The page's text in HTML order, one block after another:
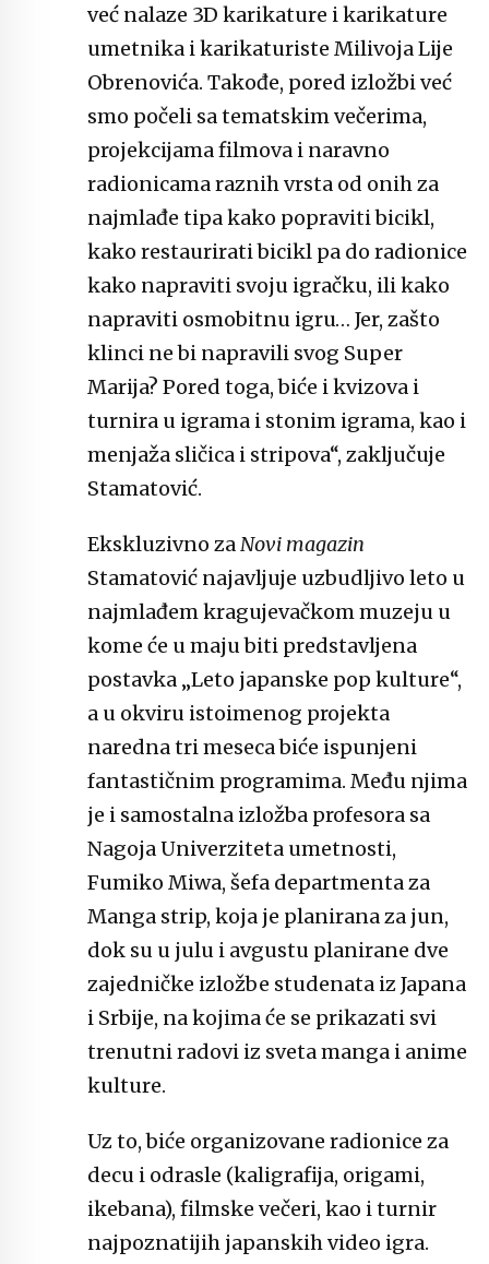
već nalaze 3D karikature i karikature
umetnika i karikaturiste Milivoja Lije
Obrenovića. Takođe, pored izložbi već
smo počeli sa tematskim večerima,
projekcijama filmova i naravno
radionicama raznih vrsta od onih za
najmlađe tipa kako popraviti bicikl,
kako restaurirati bicikl pa do radionice
kako napraviti svoju igračku, ili kako
napraviti osmobitnu igru… Jer, zašto
klinci ne bi napravili svog Super
Marija? Pored toga, biće i kvizova i
turnira u igrama i stonim igrama, kao i
menjaža sličica i stripova“, zaključuje
Stamatović.
Ekskluzivno zaNovi magazin
Stamatović najavljuje uzbudljivo leto u
najmlađem kragujevačkom muzeju u
kome će u maju biti predstavljena
postavka „Leto japanske pop kulture“,
a u okviru istoimenog projekta
naredna tri meseca biće ispunjeni
fantastičnim programima. Među njima
je i samostalna izložba profesora sa
Nagoja Univerziteta umetnosti,
Fumiko Miwa, šefa departmenta za
Manga strip, koja je planirana za jun,
dok su u julu i avgustu planirane dve
zajedničke izložbe studenata iz Japana
i Srbije, na kojima će se prikazati svi
trenutni radovi iz sveta manga i anime
kulture.
Uz to, biće organizovane radionice za
decu i odrasle (kaligrafija, origami,
ikebana), filmske večeri, kao i turnir
najpoznatijih japanskih video igra.